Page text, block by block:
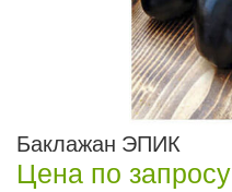
Баклажан ЭПИК
Цена по запросу